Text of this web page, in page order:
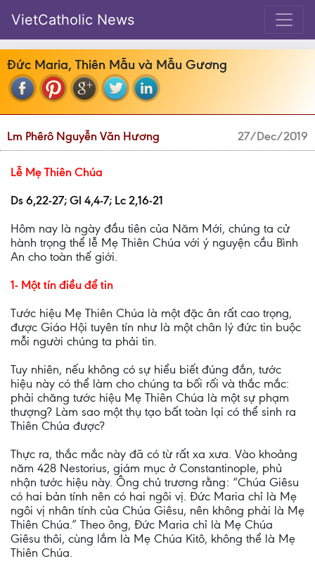
VietCatholic News
Đức Maria, Thiên Mẫu và Mẫu Gương
Lm Phêrô Nguyễn Văn Hương 27/Dec/2019
Lễ Mẹ Thiên Chúa
Ds 6,22-27; Gl 4,4-7; Lc 2,16-21
Hôm nay là ngày đầu tiên của Năm Mới, chúng ta cử
hành trọng thể lễ Mẹ Thiên Chúa với ý nguyện cầu Bình
An cho toàn thế giới.
1- Một tín điều để tin
Tước hiệu Mẹ Thiên Chúa là một đặc ân rất cao trọng,
được Giáo Hội tuyên tín như là một chân lý đức tin buộc
mỗi người chúng ta phải tin.
Tuy nhiên, nếu không có sự hiểu biết đúng đắn, tước
hiệu này có thể làm cho chúng ta bối rối và thắc mắc:
phải chăng tước hiệu Mẹ Thiên Chúa là một sự phạm
thượng? Làm sao một thụ tạo bất toàn lại có thể sinh ra
Thiên Chúa được?
Thực ra, thắc mắc này đã có từ rất xa xưa. Vào khoảng
năm 428 Nestorius, giám mục ở Constantinople, phủ
nhận tước hiệu này. Ông chủ trương rằng: “Chúa Giêsu
có hai bản tính nên có hai ngôi vị. Đức Maria chỉ là Mẹ
ngôi vị nhân tính của Chúa Giêsu, nên không phải là Mẹ
Thiên Chúa.” Theo ông, Đức Maria chỉ là Mẹ Chúa
Giêsu thôi, cùng lắm là Mẹ Chúa Kitô, không thể là Mẹ
Thiên Chúa.